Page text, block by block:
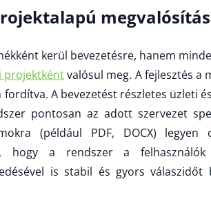
megvalósítás
kerül bevezetésre, hanem
projektkéntvalósul meg. A fejlesztés a
A bevezetést részletes üzleti
pontosan az adott szervezet
(például PDF, DOCX)
hogy a rendszer a
is stabil és gyors